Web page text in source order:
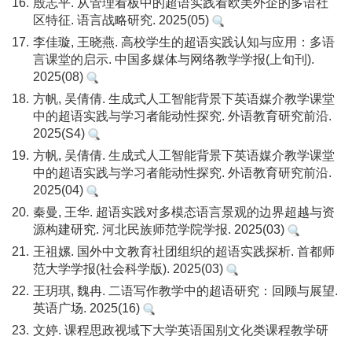
16. 殷志平. 从管理看板中的超语实践看欧美外企的多语社
区特征. 语言战略研究. 2025(05)
17. 李佳璇, 王晓燕. 高校学生的超语实践认知与应用：多语
言课堂的启示. 中国多媒体与网络教学学报(上旬刊).
2025(08)
18. 方帆, 吴倩倩. 生成式人工智能背景下英语媒介教学课堂
中的超语实践与学习者能动性探究. 外语教育研究前沿.
2025(S4)
19. 方帆, 吴倩倩. 生成式人工智能背景下英语媒介教学课堂
中的超语实践与学习者能动性探究. 外语教育研究前沿.
2025(04)
20. 秦曼, 王华. 超语实践对多模态语言景观的边界超越与资
源构建研究. 河北民族师范学院学报. 2025(03)
21. 王祖嫘. 国外中文教育社团组织的超语实践探析. 首都师
范大学学报(社会科学版). 2025(03)
22. 王玥琪, 魏冉. 二语写作教学中的超语研究：回顾与展望.
英语广场. 2025(16)
23. 文婷. 课程思政视域下大学英语国别文化类课程教学研